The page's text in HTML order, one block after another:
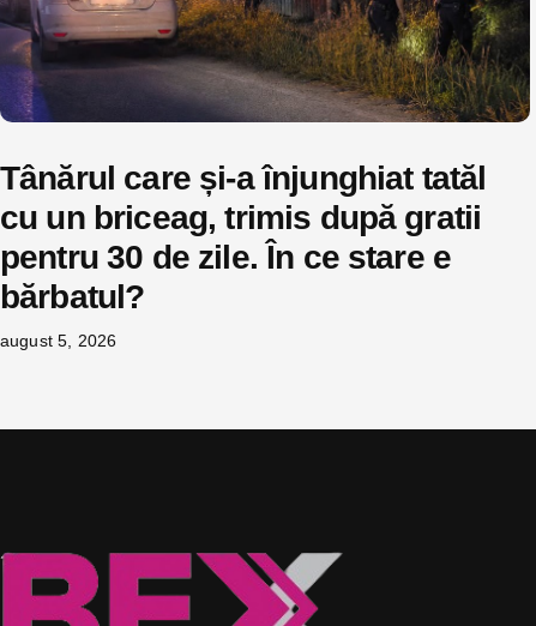
Tânărul care și-a înjunghiat tatăl
cu un briceag, trimis după gratii
pentru 30 de zile. În ce stare e
bărbatul?
august 5, 2026